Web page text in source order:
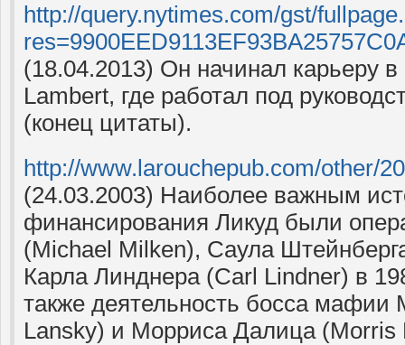
http://query.nytimes.com/gst/
(18.04.2013) Он начинал карьеру
Lambert, где работал под
(конец цитаты).
http://www.larouchepub.com/other/
(24.03.2003) Наиболее важным
финансирования Ликуд были
(Michael Milken), Саула
Карла Линднера (Carl Lindner) в
также деятельность босса мафии
Lansky) и Морриса Далица (Morris